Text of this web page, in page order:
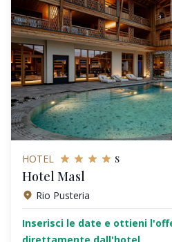
HOTEL s
Hotel Masl
Rio Pusteria
Inserisci le date e ottieni